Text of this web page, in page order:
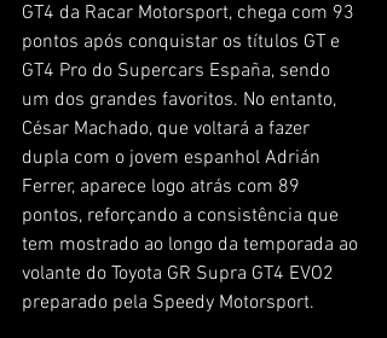
GT4 da Racar Motorsport, chega com 93
pontos após conquistar os títulos GT e
GT4 Pro do Supercars España, sendo
um dos grandes favoritos. No entanto,
César Machado, que voltará a fazer
dupla com o jovem espanhol Adrián
Ferrer, aparece logo atrás com 89
pontos, reforçando a consistência que
tem mostrado ao longo da temporada ao
volante do Toyota GR Supra GT4 EVO2
preparado pela Speedy Motorsport.